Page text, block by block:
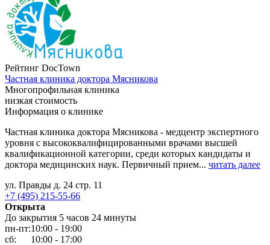
Рейтинг DocTown
Частная клиника доктора Мясникова
Многопрофильная клиника
низкая стоимость
Информация о клинике
Частная клиника доктора Мясникова - медцентр экспертного
уровня с высококвалифицированными врачами высшей
квалификационной категории, среди которых кандидаты и
доктора медицинских наук. Первичный прием... читать далее
ул. Правды д. 24 стр. 11
+7 (495) 215-55-66
Открыта
До закрытия 5 часов 24 минуты
пн-пт:10:00 - 19:00
сб:
10:00 - 17:00